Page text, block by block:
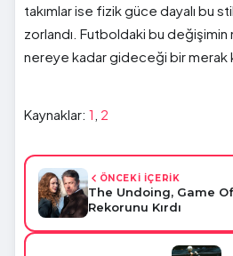
takımlar ise fizik güce dayalı bu
zorlandı. Futboldaki bu
nereye kadar gideceği bir merak
Kaynaklar: 1 2
ÖNCEKİ İÇERİK
The Undoing, Game
Rekorunu Kırdı